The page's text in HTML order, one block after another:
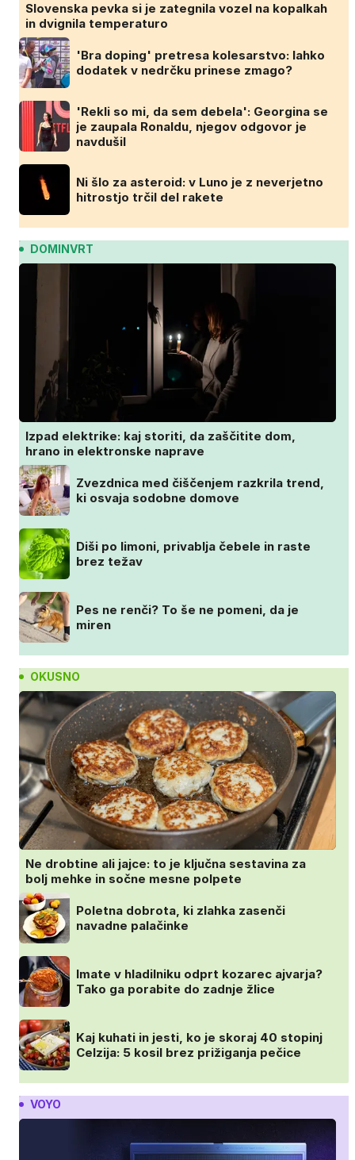
Slovenska pevka si je zategnila vozel na kopalkah
in dvignila temperaturo
'Bra doping' pretresa kolesarstvo: lahko
dodatek v nedrčku prinese zmago?
'Rekli so mi, da sem debela': Georgina se
je zaupala Ronaldu, njegov odgovor je
navdušil
Ni šlo za asteroid: v Luno je z neverjetno
hitrostjo trčil del rakete
DOMINVRT
Izpad elektrike: kaj storiti, da zaščitite dom,
hrano in elektronske naprave
Zvezdnica med čiščenjem razkrila trend,
ki osvaja sodobne domove
Diši po limoni, privablja čebele in raste
brez težav
Pes ne renči? To še ne pomeni, da je
miren
OKUSNO
Ne drobtine ali jajce: to je ključna sestavina za
bolj mehke in sočne mesne polpete
Poletna dobrota, ki zlahka zasenči
navadne palačinke
Imate v hladilniku odprt kozarec ajvarja?
Tako ga porabite do zadnje žlice
Kaj kuhati in jesti, ko je skoraj 40 stopinj
Celzija: 5 kosil brez prižiganja pečice
VOYO